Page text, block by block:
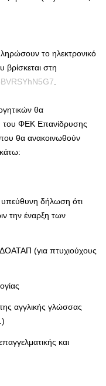
το ηλεκτρονικό
βρίσκεται στη
.
θα
του ΦΕΚ Επανίδρυσης
θα ανακοινωθούν
δήλωση ότι
την έναρξη των
(για πτυχιούχους
αγγλικής γλώσσας
και